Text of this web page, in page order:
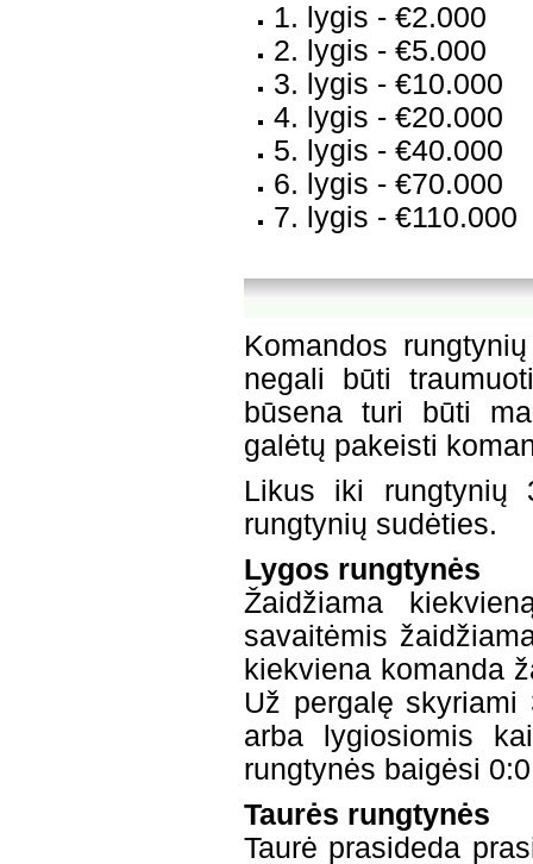
1. lygis - €2.000
2. lygis - €5.000
3. lygis - €10.000
4. lygis - €20.000
5. lygis - €40.000
6. lygis - €70.000
7. lygis - €110.000
Komandos
negali būti
būsena turi būti
galėtų pakeisti
Likus iki rungtynių
rungtynių sudėties.
Lygos rungtynės
Žaidžiama
savaitėmis
kiekviena komanda
Už pergalę
arba lygiosiomis
rungtynės baigėsi
Taurės rungtynės
Taurė prasideda